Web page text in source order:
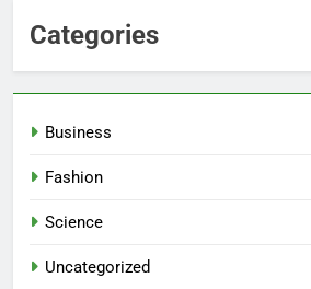
Categories
Business
Fashion
Science
Uncategorized